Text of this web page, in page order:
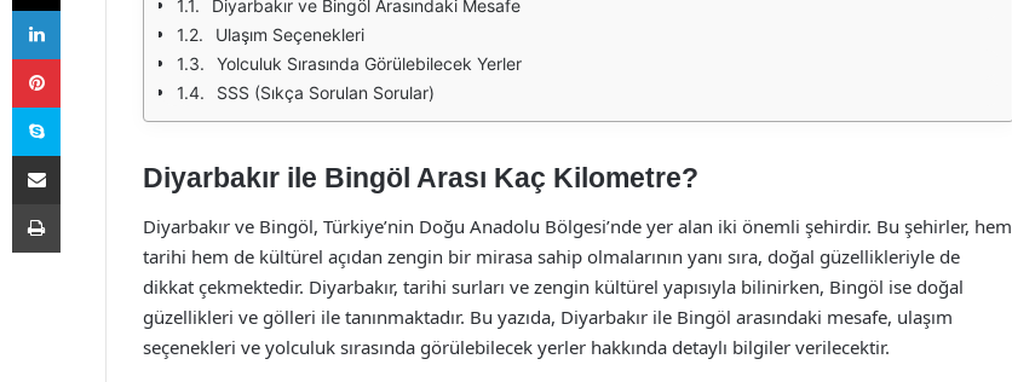
Diyarbakır ve Bingöl Arasındaki Mesafe
Ulaşım Seçenekleri
Yolculuk Sırasında Görülebilecek Yerler
SSS (Sıkça Sorulan Sorular)
Diyarbakır ile Bingöl Arası Kaç Kilometre?
Diyarbakır ve Bingöl, Türkiye’nin Doğu Anadolu Bölgesi’nde yer alan iki önemli şehirdir. Bu şehirler, hem
tarihi hem de kültürel açıdan zengin bir mirasa sahip olmalarının yanı sıra, doğal güzellikleriyle de
dikkat çekmektedir. Diyarbakır, tarihi surları ve zengin kültürel yapısıyla bilinirken, Bingöl ise doğal
güzellikleri ve gölleri ile tanınmaktadır. Bu yazıda, Diyarbakır ile Bingöl arasındaki mesafe, ulaşım
seçenekleri ve yolculuk sırasında görülebilecek yerler hakkında detaylı bilgiler verilecektir.
LinkedIn
Pinterest
Skype
E-Posta ile paylaş